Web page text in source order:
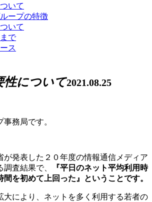
いて
ープの特徴
いて
で
ス
性について2021.08.25
務局です。
が発表した２０年度の情報通信メディア
査結果で、
『平日のネット平均利用時
間を初めて上回った』ということです。
大により、ネットを多く利用する若者の